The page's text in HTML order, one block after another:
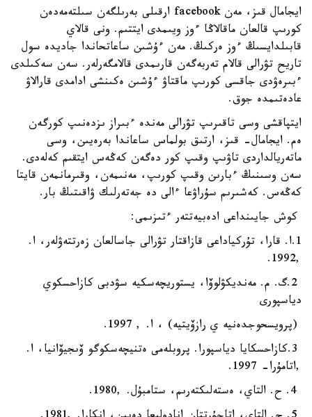
ايجامال قىز، مەن facebook ارقىلى بەرىلگەن سىلتەمەدەن
كورىپ قالعان ماقالاڭا ءوز ويىمدى ايتتىم. ونى قالاي
قابىلدايسىڭ ءوز ەركىڭ. مەن ءۇشىن ساعاتحاندا جاديدە سول
تاريح تۋرالى قالام تەربەگەن قارىمدى قالامگەرلەر. سەن سەكىلدى
ءبىرەۋدى جاقسى كورىپ ماقتاۋ ءۇشىن ەكىنشى ادامدى قارالاۋ
عادەتىمدە جوق.
ايتپاقشى وسى تاقىرىپ تۋرالى مەندە ءبىراز ىزدەنىپ كورگەن
ەم. ايجامال- قىز، ارتىق بولماس ساعاندا بەرەيىن، وسى
ماتەريالداردى تاۋىپ وقىپ كور دەگەن كەڭەس ايتقىم كەلەدى.
سەن وسىنىڭ ءبارىن وقىپ كورىپ، مەنىمەن، وقىرمانمەن قايتا
كەڭەس. كەشىرىم سۇراۋعا ءالى دە جەتەرلىك ۋاقىتىڭ بار.
كوش جايىنداعى ادەبيەتتەر ءتىزىمى:
1.ا. قارا، تۇركياداعى قازاقتار تۋرالى جاسالعان زەرتتەۋلەر، ا.
,1992.
2.گ. م. مەنديكۋلوۆا، يستوريچەسكيە سۋدبى كازاحسكوي
دياسپورى
(پرويسحوجدەنيە ي رازۆيتيە) ، ا. , 1997.
3.كازاحسكايا دياسپورا. پروبلەمى ەتنيچەسكوگو ۆىجيۆانيا، ا.
,اتامۇرا- 1997.